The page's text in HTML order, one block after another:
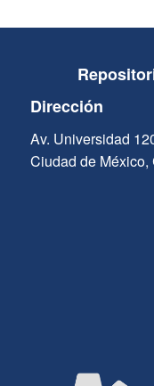
Dirección
Av. Universidad
Ciudad de México,